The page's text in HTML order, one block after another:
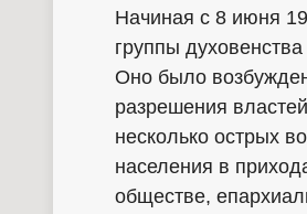
Начиная с 8 июня
группы
Оно было
разрешения
несколько острых
населения в
обществе,